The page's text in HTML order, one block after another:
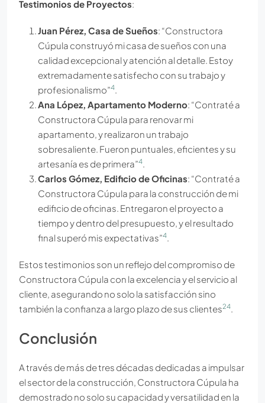
Testimonios de Proyectos:
Juan Pérez, Casa de Sueños: “Constructora
Cúpula construyó mi casa de sueños con una
calidad excepcional y atención al detalle. Estoy
extremadamente satisfecho con su trabajo y
profesionalismo”4.
Ana López, Apartamento Moderno: “Contraté a
Constructora Cúpula para renovar mi
apartamento, y realizaron un trabajo
sobresaliente. Fueron puntuales, eficientes y su
artesanía es de primera”4.
Carlos Gómez, Edificio de Oficinas: “Contraté a
Constructora Cúpula para la construcción de mi
edificio de oficinas. Entregaron el proyecto a
tiempo y dentro del presupuesto, y el resultado
final superó mis expectativas”4.
Estos testimonios son un reflejo del compromiso de
Constructora Cúpula con la excelencia y el servicio al
cliente, asegurando no solo la satisfacción sino
también la confianza a largo plazo de sus clientes24.
Conclusión
A través de más de tres décadas dedicadas a impulsar
el sector de la construcción, Constructora Cúpula ha
demostrado no solo su capacidad y versatilidad en la